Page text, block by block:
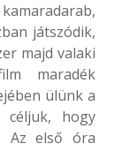
játszódik,
majd valaki
maradék
ülünk a
céljuk, hogy
Az első óra